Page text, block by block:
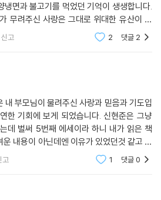
냉면과 불고기를 먹었던 기억이 생생합니다.
으며, 아이들을 통해서 아버지의 마음을 느
신고 2 댓글 2
데 벌써 5번째 에세이라 하니 내가 읽은 책
내용이 아닌데엔 이유가 있었던것 같고 자
현준이 자신의 가족과
고 1 댓글0